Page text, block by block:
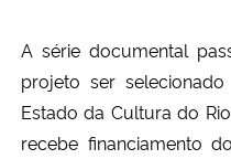
A série documental
projeto ser
Estado da Cultura do
recebe financiamento